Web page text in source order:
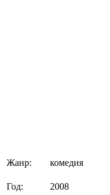
Жанр: комедия
Год: 2008